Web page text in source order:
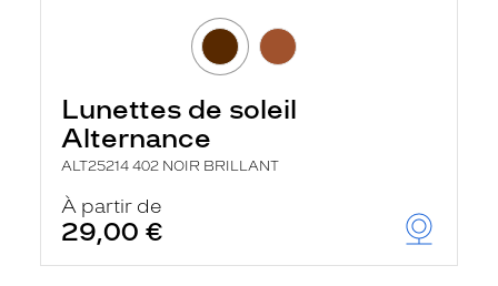
Lunettes de soleil
Alternance
ALT25214 402 NOIR BRILLANT
À partir de
29,00 €